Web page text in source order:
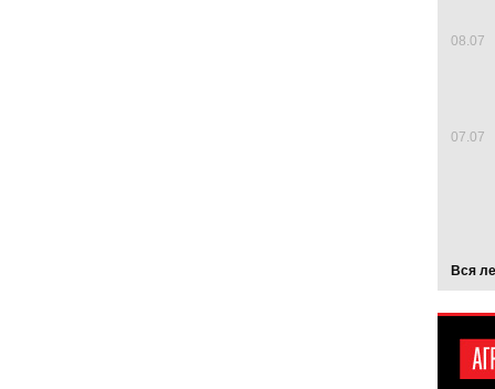
08.07
07.07
Вся